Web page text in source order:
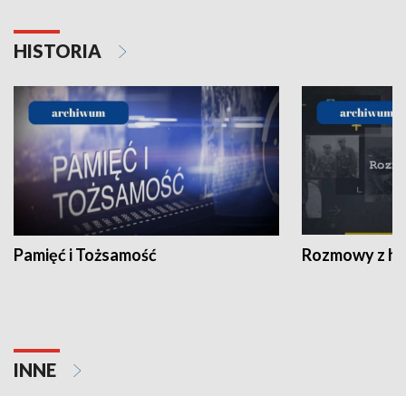
HISTORIA
Pamięć i Tożsamość Rozmowy z
INNE